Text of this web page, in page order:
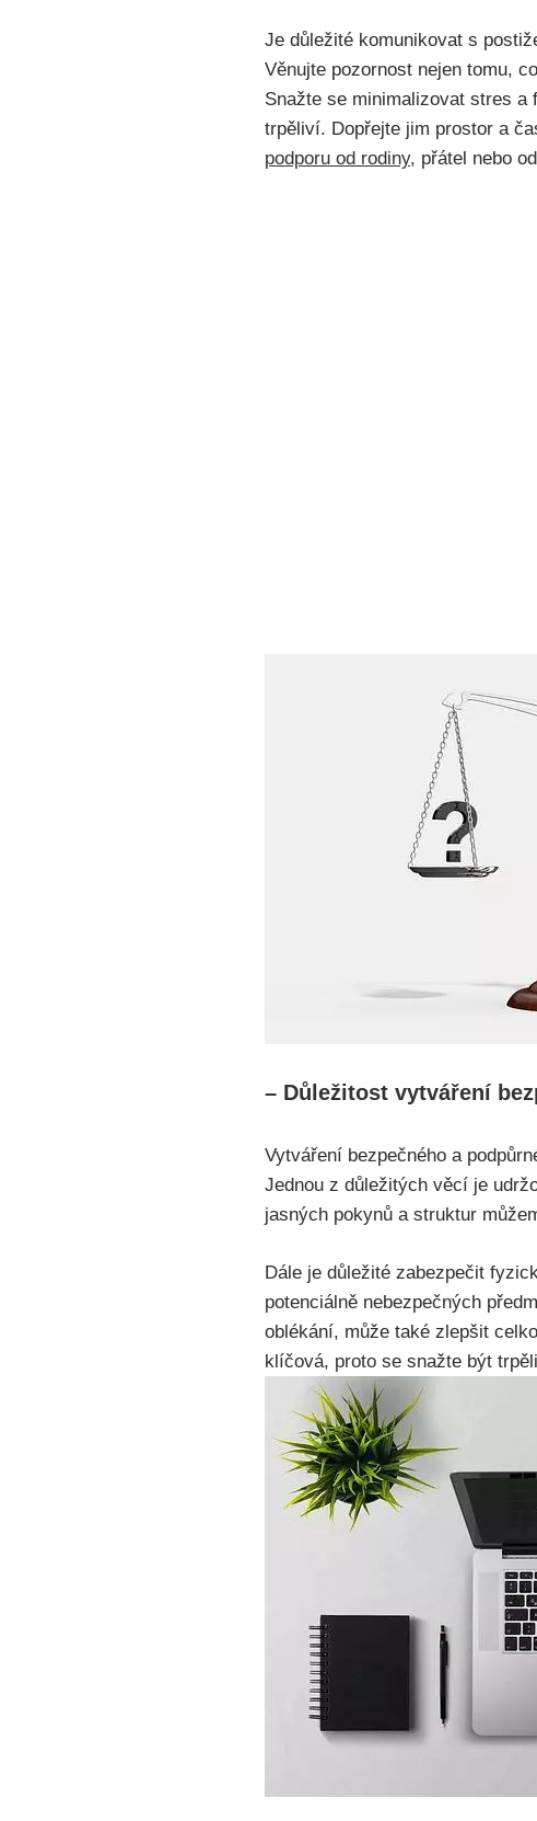
Je důležité komunikovat s
Věnujte pozornost nejen tomu,
Snažte se minimalizovat stres
trpěliví. Dopřejte jim prostor a
podporu od rodiny, přátel nebo
– Důležitost vytváření
Vytváření bezpečného a
Jednou z důležitých věcí je
jasných pokynů a struktur
Dále je důležité zabezpečit
potenciálně nebezpečných
oblékání, může také zlepšit
klíčová, proto se snažte být